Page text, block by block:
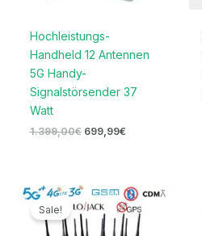
Hochleistungs-
Handheld 12 Antennen
5G Handy-
Signalstörsender 37
Watt
1.399,00€ 699,99€
Sale!
Preisspanne:
679,99€
bis
699,99€